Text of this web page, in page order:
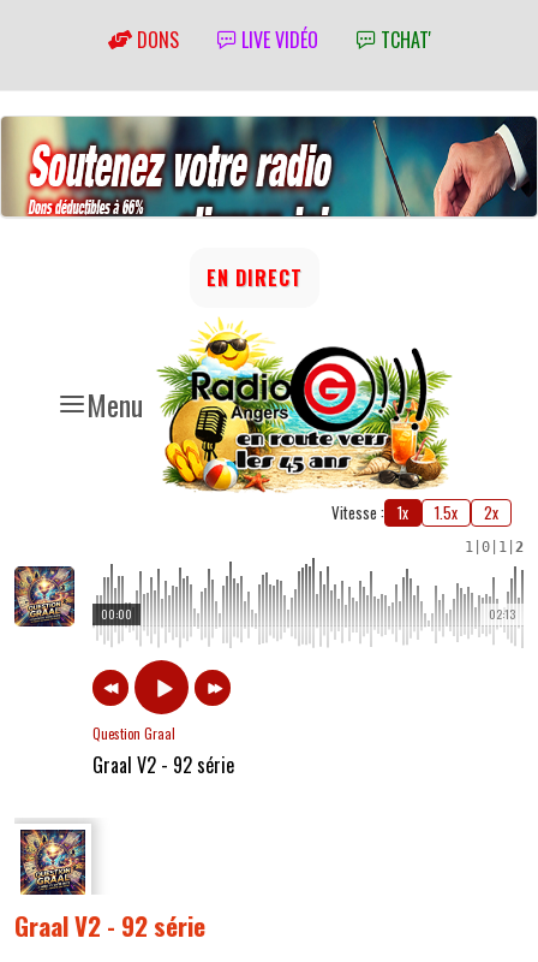
DONS LIVE VIDÉO TCHAT'
Menu
EN DIRECT
Vitesse : 1x 1.5x 2x
1 0 1 2
02:13
00:00
Question Graal
Graal V2 - 92 série
Graal V2 - 92 série